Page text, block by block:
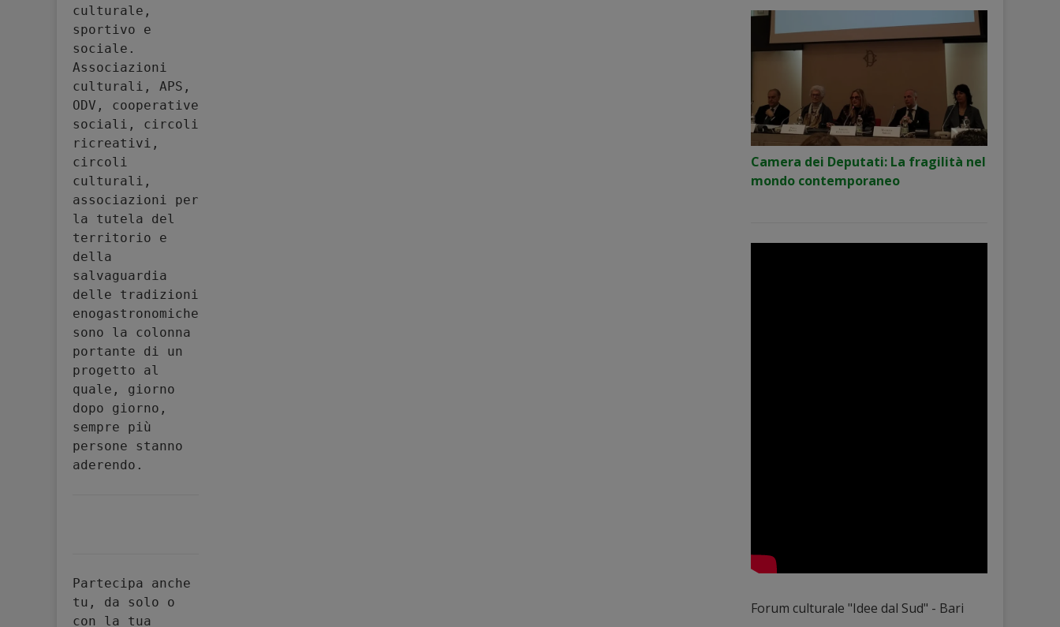
culturale,
sportivo e
sociale.
Associazioni
culturali, APS,
ODV, cooperative
sociali, circoli
ricreativi,
circoli
culturali,
associazioni per
la tutela del
territorio e
della
salvaguardia
delle tradizioni
enogastronomiche
sono la colonna
portante di un
progetto al
quale, giorno
dopo giorno,
sempre più
persone stanno
aderendo.
Partecipa anche
tu, da solo o
con la tua
Camera dei Deputati: La fragilità nel
mondo contemporaneo
Forum culturale "Idee dal Sud" - Bari